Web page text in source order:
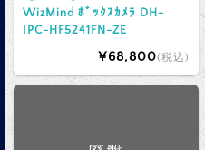
WizMind ﾎﾞｯｸｽｶﾒﾗ DH-
IPC-HF5241FN-ZE
¥68,800(税込)